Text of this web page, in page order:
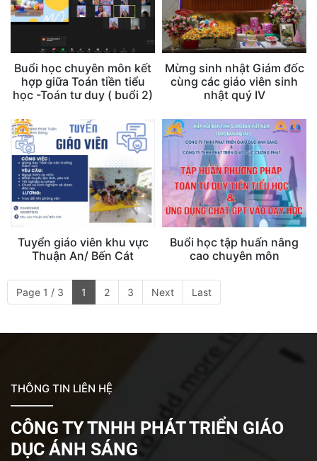
Buổi học chuyên môn kết
hợp giữa Toán tiền tiểu
học -Toán tư duy ( buổi 2)
Mừng sinh nhật Giám đốc
cùng các giáo viên sinh
nhật quý IV
Tuyển giáo viên khu vực
Thuận An/ Bến Cát
Buổi học tập huấn nâng
cao chuyên môn
Page 1 / 3 1 2 3 Next Last
THÔNG TIN LIÊN HỆ
CÔNG TY TNHH PHÁT TRIỂN GIÁO
DỤC ÁNH SÁNG